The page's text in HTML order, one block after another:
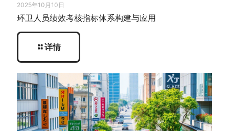
2025年10月10日
环卫人员绩效考核指标体系构建与应用
详情